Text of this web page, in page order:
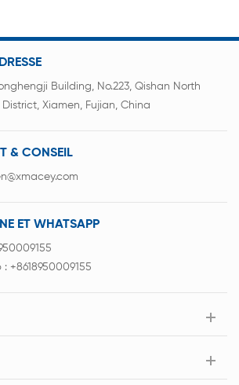
Building, No.223, Qishan North
District, Xiamen, Fujian, China
& CONSEIL
ET WHATSAPP
: +8618950009155